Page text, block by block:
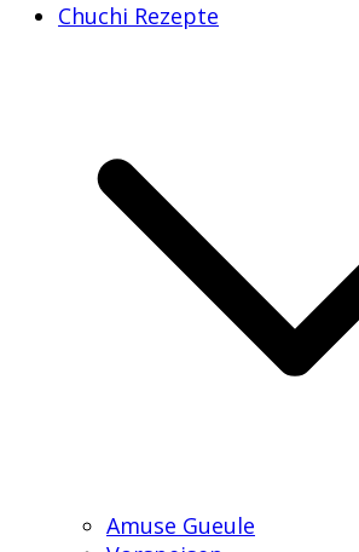
Chuchi Rezepte
Amuse Gueule